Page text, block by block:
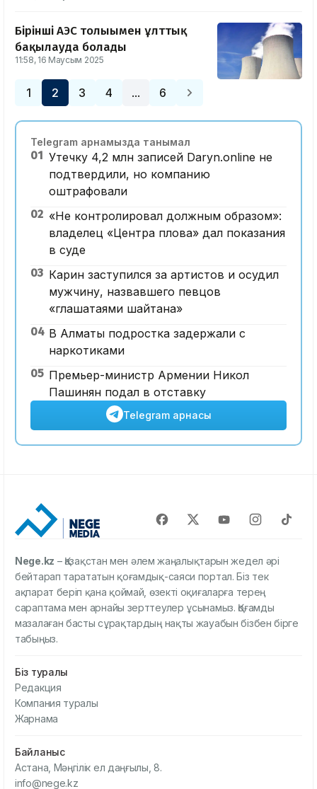
Бірінші АЭС толығымен ұлттық
бақылауда болады
11:58, 16 Маусым 2025
1 2 3 4 … 6
Telegram арнамызда танымал
01 Утечку 4,2 млн записей Daryn.online не
подтвердили, но компанию
оштрафовали
02 «Не контролировал должным образом»:
владелец «Центра плова» дал показания
в суде
03 Карин заступился за артистов и осудил
мужчину, назвавшего певцов
«глашатаями шайтана»
04 В Алматы подростка задержали с
наркотиками
05 Премьер-министр Армении Никол
Пашинян подал в отставку
Telegram арнасы
Nege.kz – Қазақстан мен әлем жаңалықтарын жедел әрі
бейтарап тарататын қоғамдық-саяси портал. Біз тек
ақпарат беріп қана қоймай, өзекті оқиғаларға терең
сараптама мен арнайы зерттеулер ұсынамыз. Қоғамды
мазалаған басты сұрақтардың нақты жауабын бізбен бірге
табыңыз.
Біз туралы
Редакция
Компания туралы
Жарнама
Байланыс
Астана, Мәңгілік ел даңғылы, 8.
info@nege.kz